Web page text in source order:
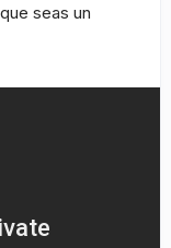
seas un